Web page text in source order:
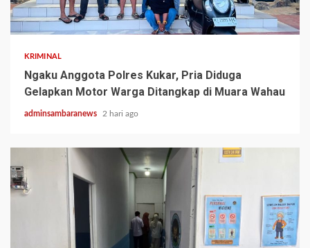
2 min read
KRIMINAL
Ngaku Anggota Polres Kukar, Pria Diduga
Gelapkan Motor Warga Ditangkap di Muara Wahau
adminsambaranews 2 hari ago